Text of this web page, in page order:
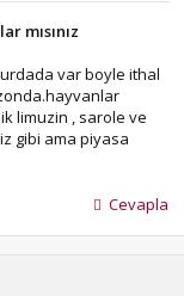
mısınız
var boyle ithal
limuzin , sarole ve
gibi ama piyasa
Cevapla